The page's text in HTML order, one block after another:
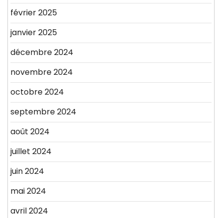
février 2025
janvier 2025
décembre 2024
novembre 2024
octobre 2024
septembre 2024
août 2024
juillet 2024
juin 2024
mai 2024
avril 2024